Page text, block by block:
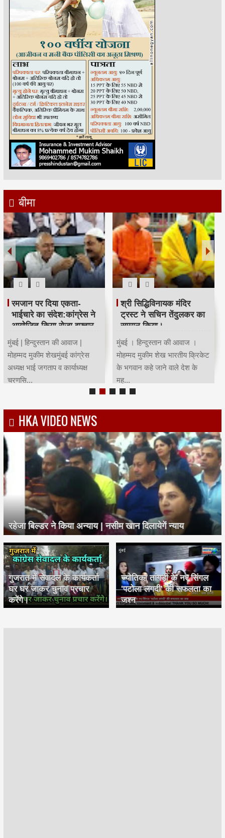
बीमा
रमजान पर दिया एकता-
भाईचारे का संदेश:कांग्रेस ने
आयोजित किया रोजा इफ्तार
मुंबई | हिन्दुस्तान की आवाज |
मोहम्मद मुकीम शेखमुंबई कांग्रेस
अध्यक्ष भाई जगताप व कार्याध्यक्ष
चरणसि...
श्री सिद्धिविनायक मंदिर
ट्रस्ट ने सचिन तेंदुलकर का
सम्मान किया।
मुंबई । हिन्दुस्तान की आवाज ।
मोहम्मद मुकीम शेख भारतीय क्रिकेट
के भगवान कहे जाने वाले देश के
मह...
HKA VIDEO NEWS
रहेजा बिल्डर ने किया अन्याय | नसीम खान दिलायेगें न्याय
गुजरात में सेवादल के कार्यकर्ता
घर घर जाकर चुनाव प्रचार
करेंगे।
ज्योतिका तांगड़ी के नए सिंगल
'पटोला लगदी' की सफलता का
जश्न